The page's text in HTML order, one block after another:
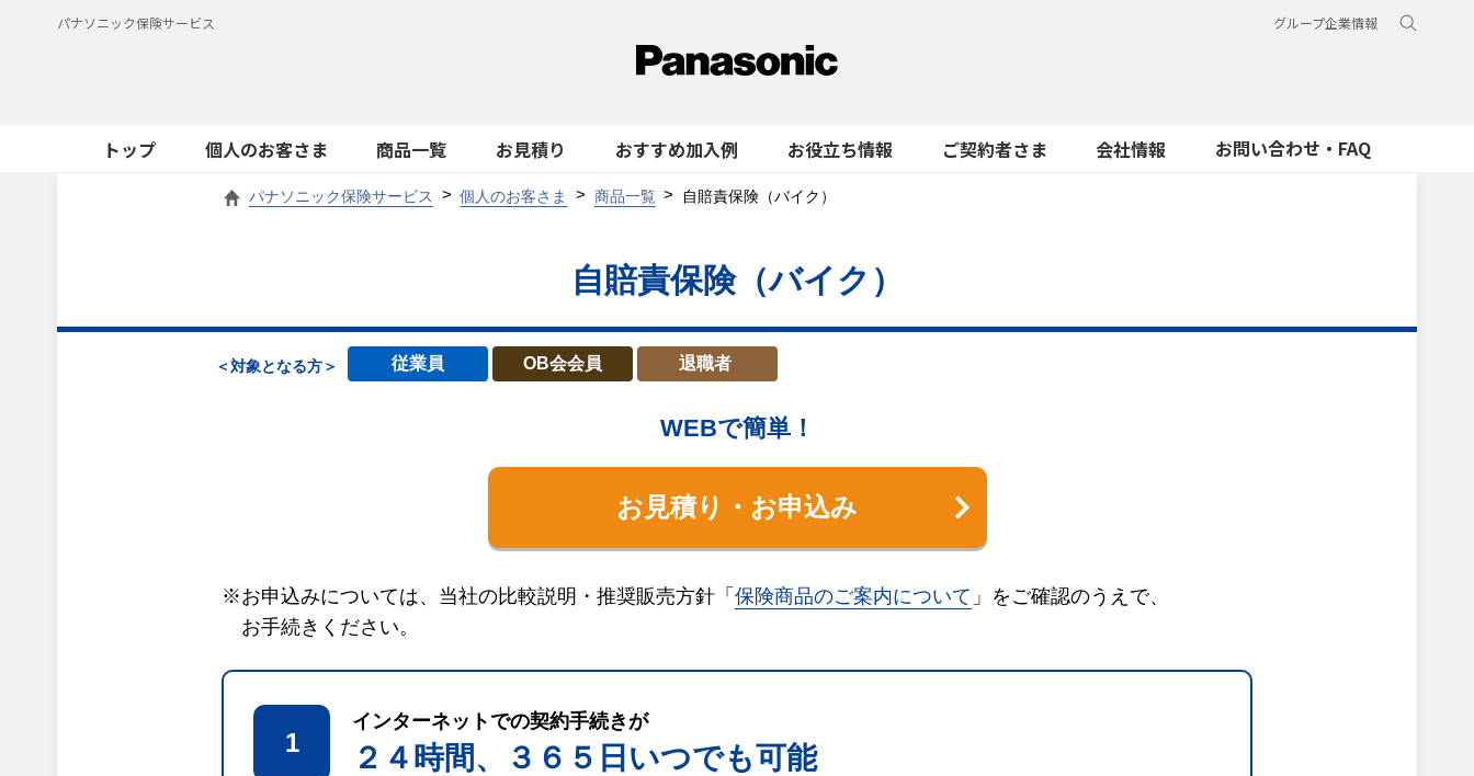
パナソニック保険サービス グループ企業情報
トップ 個人のお客さま 商品一覧 お見積り おすすめ加入例 お役立ち情報 ご契約者さま 会社情報 お問い合わせ・FAQ
パナソニック保険サービス 個人のお客さま 商品一覧 自賠責保険（バイク）
自賠責保険（バイク）
＜対象となる方＞ 従業員 OB会会員 退職者
WEBで簡単！
お見積り・お申込み
※お申込みについては、当社の比較説明・推奨販売方針「 保険商品のご案内について 」をご確認のうえで、
お手続きください。
1
インターネットでの契約手続きが
２４時間、３６５日いつでも可能